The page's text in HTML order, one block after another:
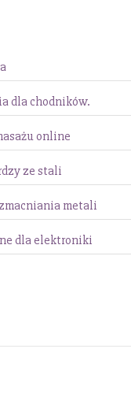
dla chodników.
online
ze stali
metali
dla elektroniki